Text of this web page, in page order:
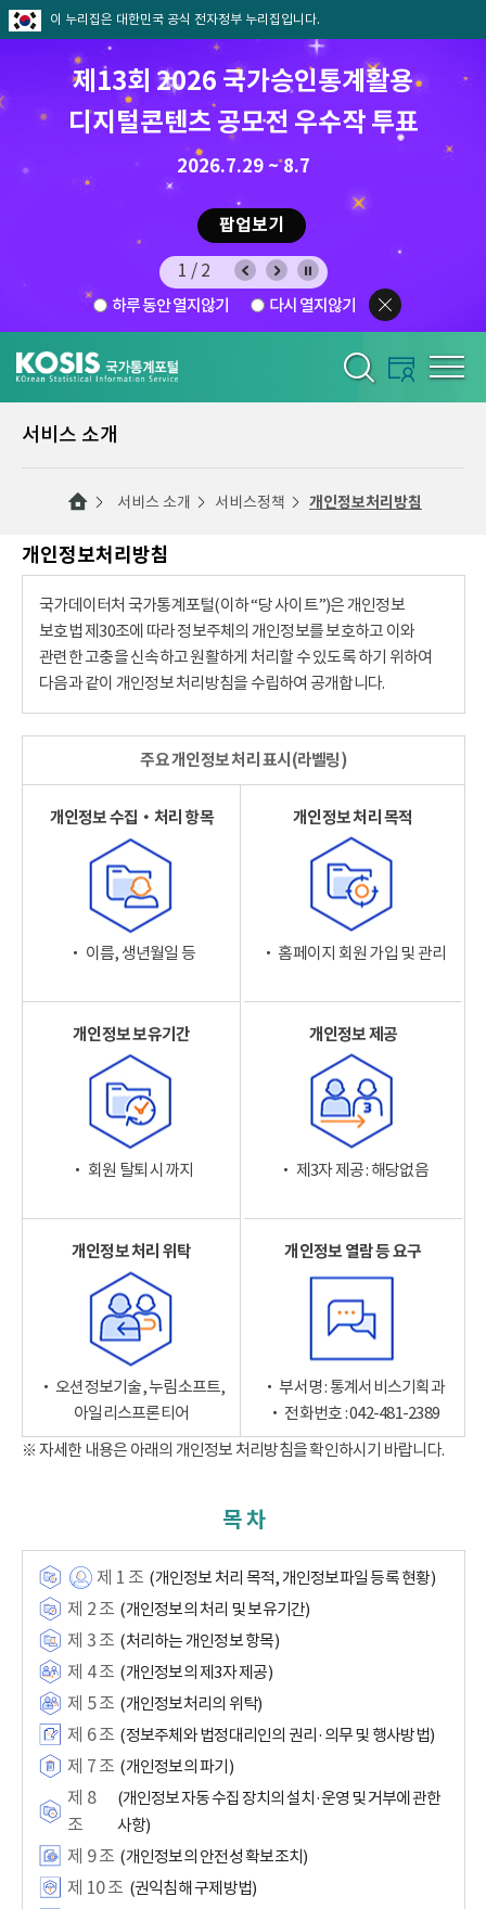
이 누리집은 대한민국 공식 전자정부 누리집입니다.
제13회 2026 국가승인통계활용
디지털콘텐츠 공모전 우수작 투표
2026.7.29 ~ 8.7
팝업보기
8.7.(금) ~ 8.21.(금)
1/2
하루 동안 열지않기 다시 열지않기
서비스 소개
서비스 소개 서비스정책 개인정보처리방침
개인정보처리방침
국가데이터처 국가통계포털(이하 “당 사이트”)은 개인정보
보호법 제30조에 따라 정보주체의 개인정보를 보호하고 이와
관련한 고충을 신속하고 원활하게 처리할 수 있도록 하기 위하여
다음과 같이 개인정보 처리방침을 수립하여 공개합니다.
주요 개인정보 처리 표시(라벨링)
개인정보 수집‧처리 항목
‧ 이름, 생년월일 등
개인정보 처리 목적
‧ 홈페이지 회원 가입 및 관리
개인정보 보유기간
‧ 회원 탈퇴 시까지
개인정보 제공
‧ 제3자 제공 : 해당없음
개인정보 처리 위탁
‧ 오션정보기술, 누림소프트,
아일리스프론티어
개인정보 열람 등 요구
‧ 부서명 : 통계서비스기획과
‧ 전화번호 : 042-481-2389
※ 자세한 내용은 아래의 개인정보 처리방침을 확인하시기 바랍니다.
목 차
제 1 조 (개인정보 처리 목적, 개인정보파일 등록 현황)
제 2 조 (개인정보의 처리 및 보유기간)
제 3 조 (처리하는 개인정보 항목)
제 4 조 (개인정보의 제3자 제공)
제 5 조 (개인정보처리의 위탁)
제 6 조 (정보주체와 법정대리인의 권리·의무 및 행사방법)
제 7 조 (개인정보의 파기)
제 8
조
(개인정보 자동 수집 장치의 설치·운영 및 거부에 관한
사항)
제 9 조 (개인정보의 안전성 확보조치)
제 10 조 (권익침해 구제방법)